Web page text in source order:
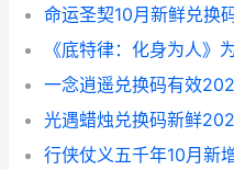
命运圣契10月新鲜兑换
光遇蜡烛兑换码新鲜